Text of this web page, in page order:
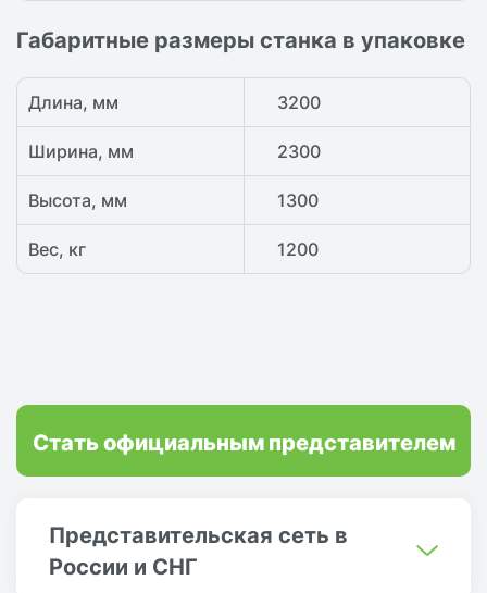
Габаритные размеры станка в упаковке
Длина, мм 3200
Ширина, мм 2300
Высота, мм 1300
Вес, кг 1200
Представительская сеть в
России и СНГ
Стать официальным представителем